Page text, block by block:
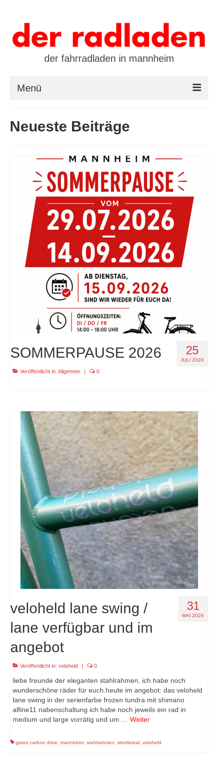
der fahrradladen in mannheim
Menü
öffnungszeiten / kontakt
leasing / finanzierung
preistool
kalender
specials
tout terrain pamir / appia / belair / divide
urban arrow familynext pro / 2026 / 100nm
impressum
Neueste Beiträge
25
JULI 2026
SOMMERPAUSE 2026
Veröffentlicht in: Allgemein | 0
31
MAI 2026
veloheld lane swing /
lane verfügbar und im
angebot
Veröffentlicht in: veloheld 0
liebe freunde der eleganten stahlrahmen, ich habe noch
wunderschöne räder für euch.heute im angebot: das veloheld
lane swing in der serienfarbe frozen tundra mit shimano
alfine11 nabenschaltung ich habe noch jeweils ein rad in
medium und large vorrätig und um … Weiter
gates carbon drive, mannheim, stahlrahmen, steelisreal, veloheld